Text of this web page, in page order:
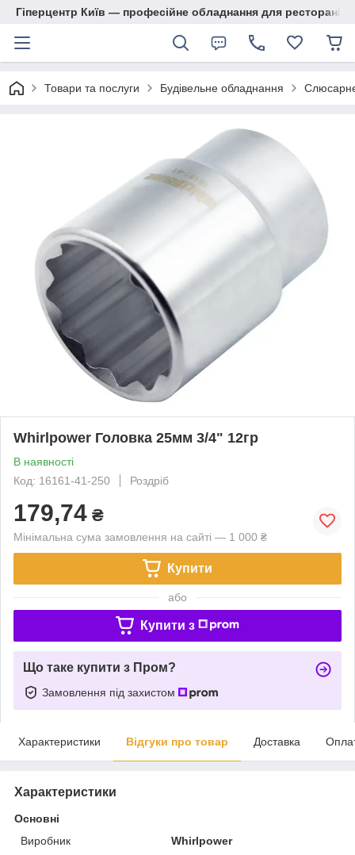
Гіперцентр Київ — професійне обладнання для ресторанів,
Товари та послуги Будівельне обладнання
Whirlpower Головка 25мм 3/4" 12гр
В наявності
Код: 16161-41-250
Роздріб
179,74 ₴
Мінімальна сума замовлення на сайті — 1 000 ₴
Купити
або
Купити з
Що таке купити з Пром?
Замовлення під захистом
Характеристики Відгуки про товар Доставка
Характеристики
Основні
Виробник
Whirlpower